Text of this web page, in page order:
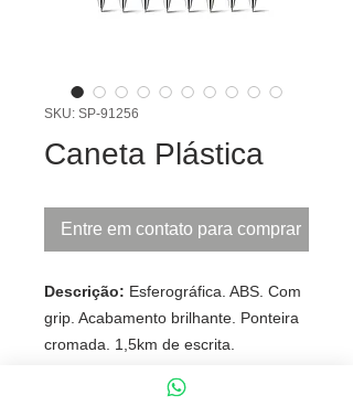
SKU: SP-91256
Caneta Plástica
Entre em contato para comprar
Descrição: Esferográfica. ABS. Com
grip. Acabamento brilhante. Ponteira
cromada. 1,5km de escrita.
aproximado (CxL):